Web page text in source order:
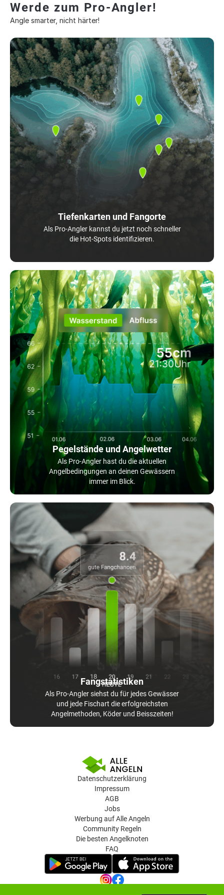
Werde zum Pro-Angler!
Angle smarter, nicht härter!
Tiefenkarten und Fangorte
Als Pro-Angler kannst du jetzt noch schneller
die Hot-Spots identifizieren.
Pegelstände und Angelwetter
Als Pro-Angler hast du die aktuellen
Angelbedingungen an deinen Gewässern
immer im Blick.
Fangstatistiken
Als Pro-Angler siehst du für jedes Gewässer
und jede Fischart die erfolgreichsten
Angelmethoden, Köder und Beisszeiten!
Datenschutzerklärung
Impressum
AGB
Jobs
Werbung auf Alle Angeln
Community Regeln
Die besten Angelknoten
FAQ